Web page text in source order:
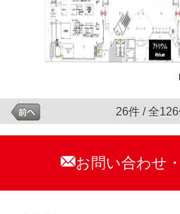
26件 / 全
お問い合わせ ・